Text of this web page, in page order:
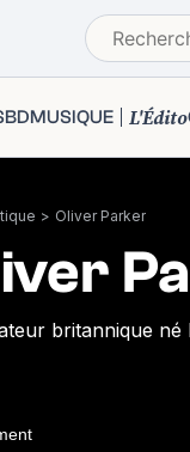
BDMUSIQUE L'Édito
> Oliver Parker
britannique